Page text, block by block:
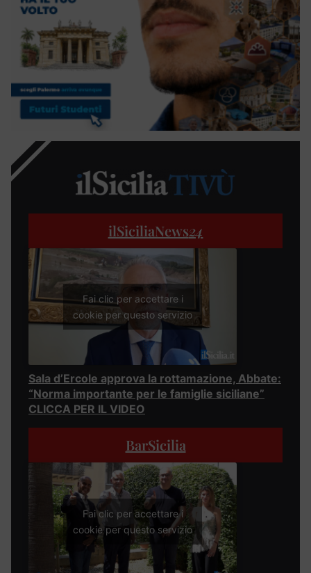
ilSiciliaNews24
Fai clic per accettare i
cookie per questo servizio
Sala d’Ercole approva la rottamazione, Abbate:
“Norma importante per le famiglie siciliane”
CLICCA PER IL VIDEO
BarSicilia
Fai clic per accettare i
cookie per questo servizio